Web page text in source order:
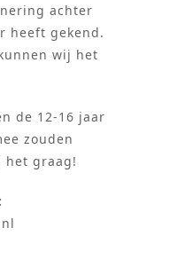
achter
heeft gekend.
wij het
de 12-16 jaar
zouden
het graag!